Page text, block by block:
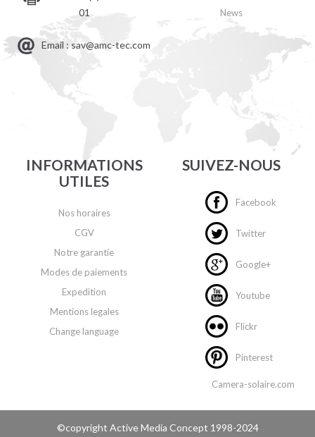
01
Email : sav@amc-tec.com
News
INFORMATIONS
UTILES
Nos horaires
CGV
Notre garantie
Modes de paiements
Expedition
Mentions legales
Change language
SUIVEZ-NOUS
Facebook
Twitter
Google+
Youtube
Flickr
Pinterest
Camera-solaire.com
©copyright Active Media Concept 1998-2024